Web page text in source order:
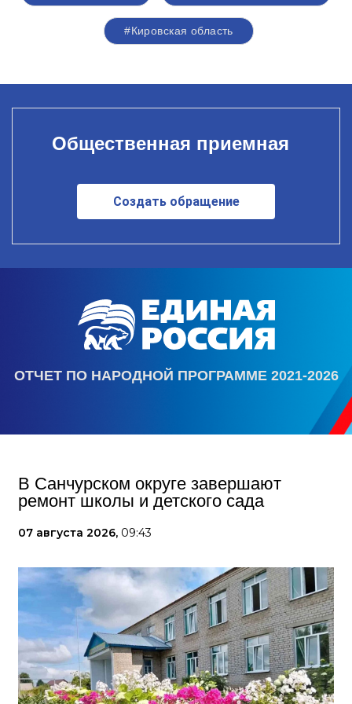
#Кировская область
Общественная приемная
Создать обращение
ОТЧЕТ ПО НАРОДНОЙ ПРОГРАММЕ 2021-2026
В Санчурском округе завершают
ремонт школы и детского сада
07 августа 2026, 09:43